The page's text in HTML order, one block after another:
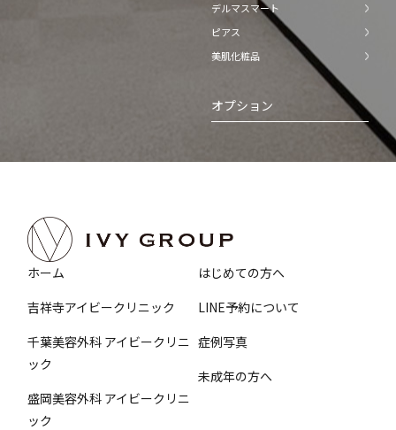
デルマスマート
ピアス
美肌化粧品
オプション
ホーム
吉祥寺アイビークリニック
千葉美容外科 アイビークリニ
ック
盛岡美容外科 アイビークリニ
ック
はじめての方へ
LINE予約について
症例写真
未成年の方へ